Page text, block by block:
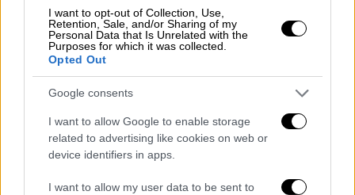
I want to opt-out of Collection, Use,
Retention, Sale, and/or Sharing of my
Personal Data that Is Unrelated with the
Purposes for which it was collected.
Opted Out
Google consents
I want to allow Google to enable storage
related to advertising like cookies on web or
device identifiers in apps.
I want to allow my user data to be sent to
Μπλάκνεϊ 2, Πρίντεζης, Ματσιγιάουσκας 5
(1), Τεόντοσιτς 8 (2), Μπουρούσης 11,
Τσακαλίδης, Γκριρ 28 (4), Βασιλόπουλος 15
(2), Βασιλειάδης, Τζάκσον 10.
ΠΑΝΑΘΗΝΑΪΚΟΣ (Ζέλικο Ομπράντοβιτς):
Περπέρογλου 8 (2), Σπανούλης 20 (4),
Πρκάτσιν, Μπατίστ 5, Χατζηβρέττας 6 (2),
Ντικούδης, Τσαρτσαρής 14 (4), Διαμαντίδης
9 (1), Ουίνστον 11 (2), Γιασικεβίτσιους 8 (1).